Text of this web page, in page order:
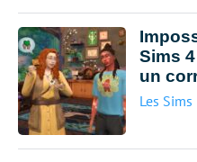
Sims
un
Les Sims